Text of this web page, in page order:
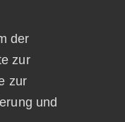
der
zur
zur
und